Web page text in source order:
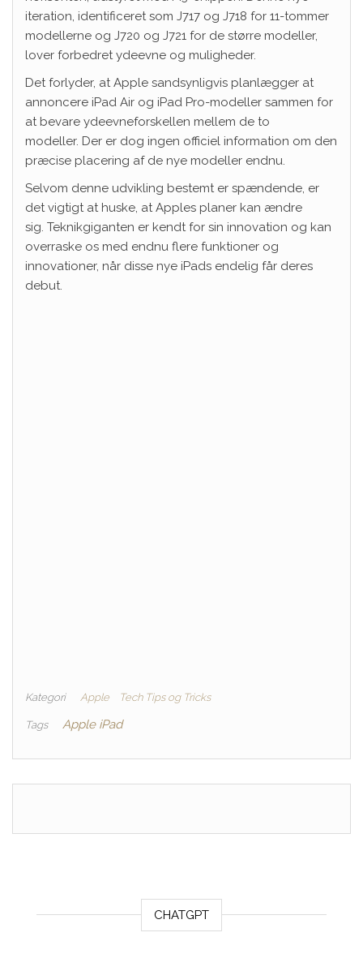
iteration, identificeret som J717 og J718 for 11-tommer
modellerne og J720 og J721 for de større modeller,
lover forbedret ydeevne og muligheder.
Det forlyder, at Apple sandsynligvis planlægger at
annoncere iPad Air og iPad Pro-modeller sammen for
at bevare ydeevneforskellen mellem de to
modeller. Der er dog ingen officiel information om den
præcise placering af de nye modeller endnu.
Selvom denne udvikling bestemt er spændende, er
det vigtigt at huske, at Apples planer kan ændre
sig. Teknikgiganten er kendt for sin innovation og kan
overraske os med endnu flere funktioner og
innovationer, når disse nye iPads endelig får deres
debut.
Kategori Apple Tech Tips og Tricks
Tags Apple iPad
CHATGPT